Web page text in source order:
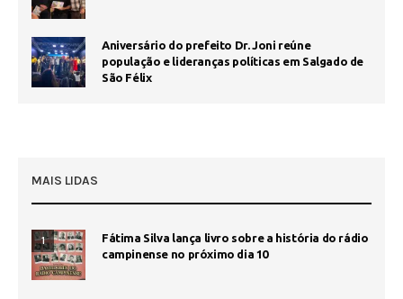
Aniversário do prefeito Dr. Joni reúne
população e lideranças políticas em Salgado de
São Félix
MAIS LIDAS
1
Fátima Silva lança livro sobre a história do rádio
campinense no próximo dia 10